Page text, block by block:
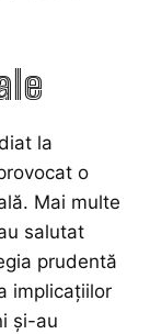
la
o
Mai multe
salutat
prudentă
implicațiilor
și-au